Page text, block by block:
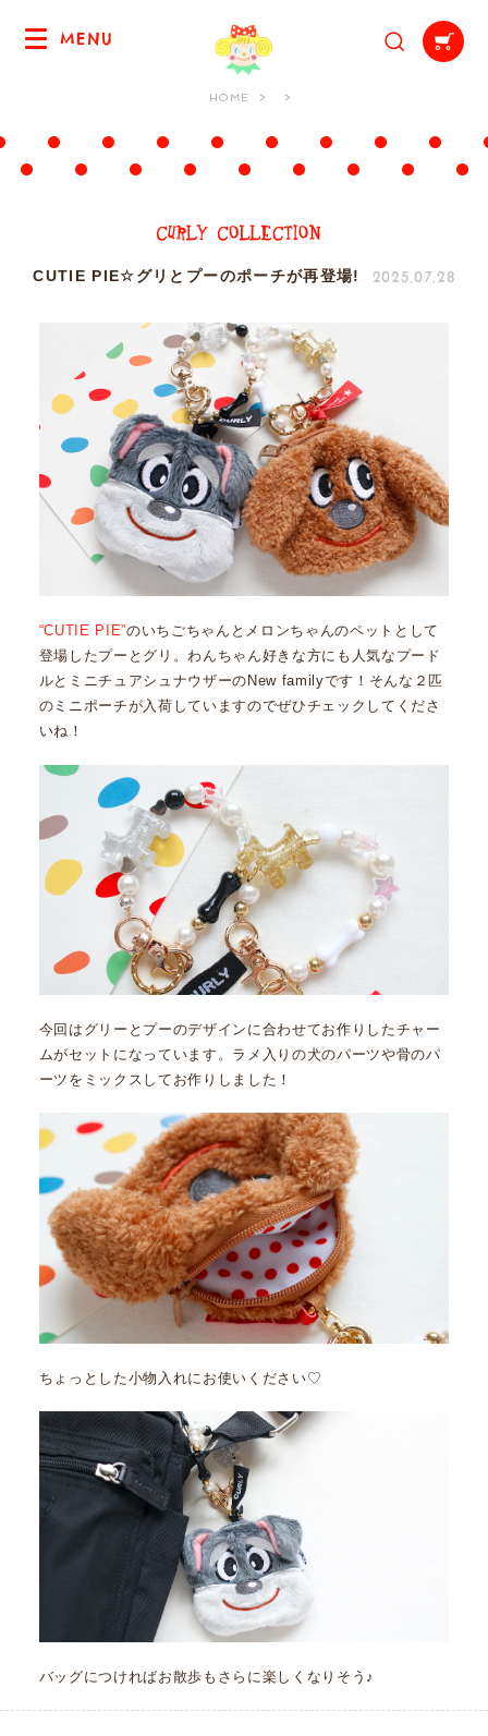
MENU
HOME
CUTIE PIE☆グリとプーのポーチが再登場! 2025.07.28
“CUTIE PIE”のいちごちゃんとメロンちゃんのペットとして
登場したプーとグリ。わんちゃん好きな方にも人気なプード
ルとミニチュアシュナウザーのNew familyです！そんな２匹
のミニポーチが入荷していますのでぜひチェックしてくださ
いね！
今回はグリーとプーのデザインに合わせてお作りしたチャー
ムがセットになっています。ラメ入りの犬のパーツや骨のパ
ーツをミックスしてお作りしました！
ちょっとした小物入れにお使いください♡
バッグにつければお散歩もさらに楽しくなりそう♪